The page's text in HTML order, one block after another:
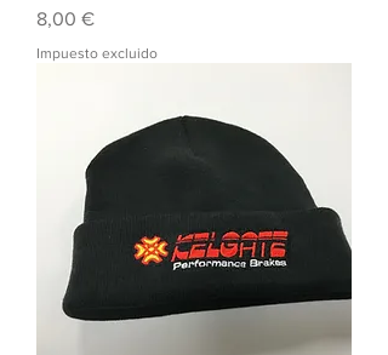
Precio
8,00 €
Impuesto excluido